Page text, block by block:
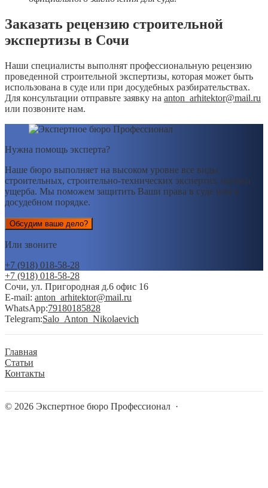
Заказать рецензию строительной
экспертизы в Сочи
Наши специалисты выполнят профессиональную рецензию
проведенной строительной экспертизы, которая может быть
использована в суде или при досудебных разбирательствах.
Для консультации отправьте заявку на anton_arhitektor@mail.ru
или позвоните нам.
Нужна помощь эксперта?
Наше бюро выполняет на высоком уровне все виды
строительных, строительно-технических экспертиз, оценки
ущерба. Мы поможем защитить Ваши права в суде или в
досудебном порядке.
Обсудим ваше дело?
Или звоните
+7 (918) 018-58-28
+7 (918) 018-58-28
Сочи, ул. Пригородная д.6 офис 16
E-mail: anton_arhitektor@mail.ru
WhatsApp:79180185828
Telegram:Salo_Anton_Nikolaevich
Главная
Статьи
Контакты
© 2026 Экспертное бюро Профессионал ·